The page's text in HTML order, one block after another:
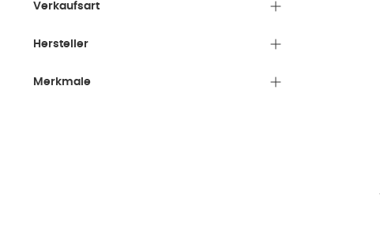
Verkaufsart
Hersteller
Merkmale